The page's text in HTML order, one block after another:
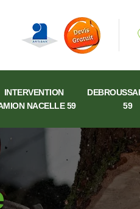
INTERVENTION
NACELLE 59
59